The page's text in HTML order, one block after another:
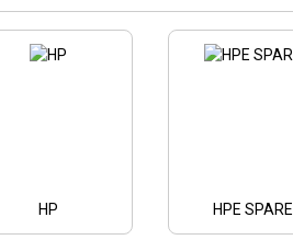
HP HPE SPARE